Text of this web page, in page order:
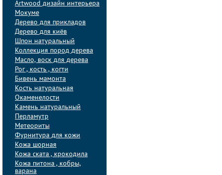
Artwood дизайн интерьера
Мокуме
Дерево для прикладов
Дерево для киёв
Шпон натуральный
Коллекция пород дерева
Масло, воск для дерева
Рог , кость , когти
Бивень мамонта
Кость натуральная
Окаменелости
Камень натуральный
Перламутр
Метеориты
Фурнитура для кожи
Кожа шорная
Кожа ската , крокодила
Кожа питона , кобры,
варана